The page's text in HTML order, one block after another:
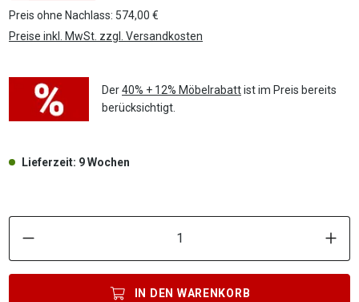
Preis ohne Nachlass: 574,00 €
Preise inkl. MwSt. zzgl. Versandkosten
Der40% + 12% Möbelrabattist im Preis bereits
berücksichtigt.
Lieferzeit: 9 Wochen
IN DEN WARENKORB